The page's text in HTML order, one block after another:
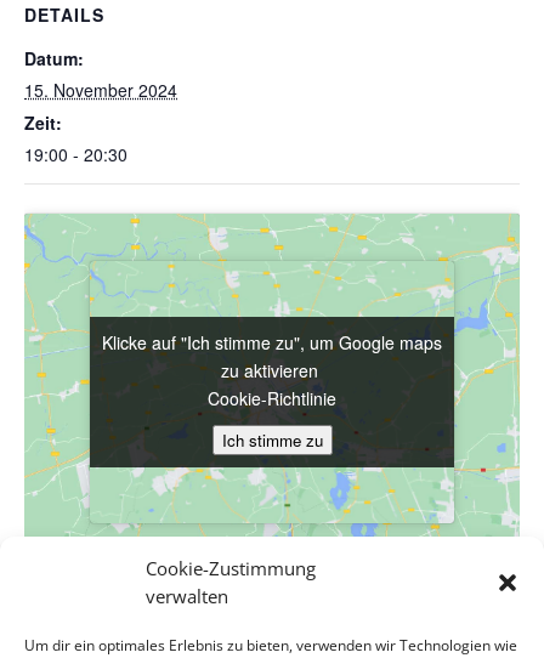
Cookie-Zustimmung
verwalten
Um dir ein optimales Erlebnis zu bieten, verwenden wir Technologien wie
DETAILS
Datum:
15. November 2024
Zeit:
19:00 - 20:30
VERANSTALTUNGSORT
Evang. Pfarrgemeinde A.B. Wien-Hetzendorf
Klicke auf "Ich stimme zu", um Google maps
zu aktivieren
Cookie-Richtlinie
Ich stimme zu
Klicke auf "Ich stimme zu", um Google maps
zu aktivieren
Cookie-Richtlinie
Ich stimme zu